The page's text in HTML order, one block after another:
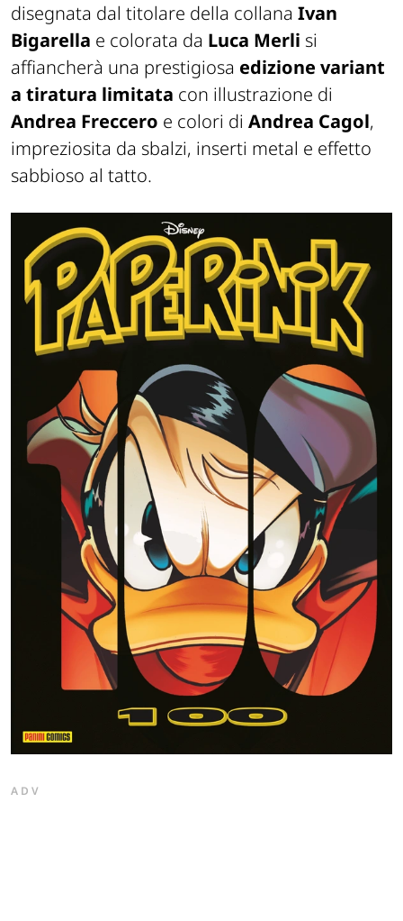
disegnata dal titolare della collana Ivan
Bigarella e colorata da Luca Merli si
affiancherà una prestigiosa edizione variant
a tiratura limitata con illustrazione di
Andrea Freccero e colori di Andrea Cagol,
impreziosita da sbalzi, inserti metal e effetto
sabbioso al tatto.
ADV